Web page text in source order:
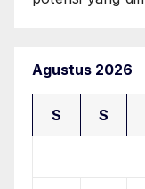
Agustus 2026
S S